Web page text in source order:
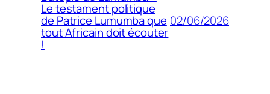
Le testament politique
de Patrice Lumumba que
tout Africain doit écouter
!
02/06/2026